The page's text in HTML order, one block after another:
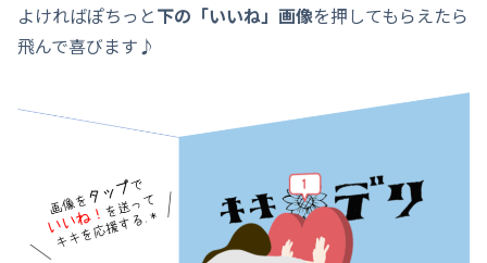
よければぽちっと下の「いいね」画像を押してもらえたら
飛んで喜びます♪